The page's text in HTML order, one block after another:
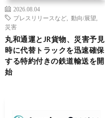
2026.08.04
プレスリリースなど
動向/展望
災害
丸和通運とJR貨物、災害予見
時に代替トラックを迅速確保
する特約付きの鉄道輸送を開
始